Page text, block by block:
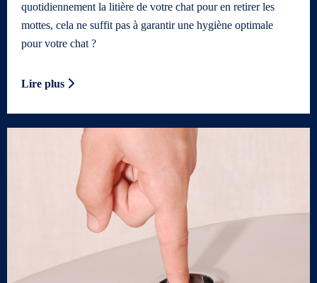
quotidiennement la litière de votre chat pour en retirer les
mottes, cela ne suffit pas à garantir une hygiène optimale
pour votre chat ?
Lire plus